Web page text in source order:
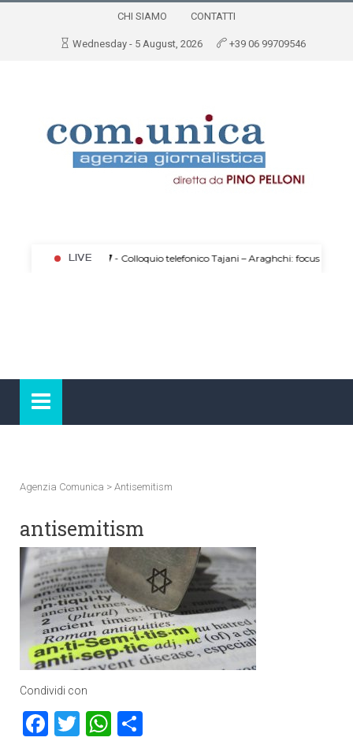
CHI SIAMO CONTATTI
Wednesday - 5 August, 2026 +39 06 99709546
Agenzia Comunica > Antisemitism
antisemitism
Condividi con
Facebook
TwitterWhatsApp